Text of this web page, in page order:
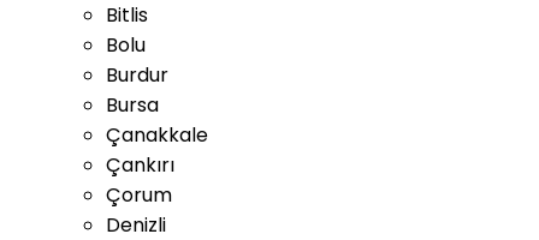
Bitlis
Bolu
Burdur
Bursa
Çanakkale
Çankırı
Çorum
Denizli